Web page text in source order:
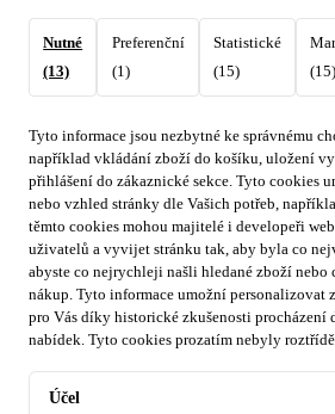
Nutné
(13)
Preferenční
(1)
Statistické
(15)
(15)
Tyto informace jsou nezbytné ke správnému
například vkládání zboží do košíku, uložení
přihlášení do zákaznické sekce. Tyto cookies
nebo vzhled stránky dle Vašich potřeb,
těmto cookies mohou majitelé i developeři
uživatelů a vyvijet stránku tak, aby byla co
abyste co nejrychleji našli hledané zboží nebo
nákup. Tyto informace umožní personalizovat
pro Vás díky historické zkušenosti procházení
nabídek. Tyto cookies prozatím nebyly
Účel